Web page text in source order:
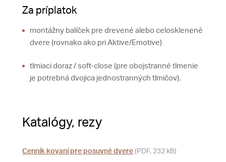
Za príplatok
montážny balíček pre drevené alebo celosklenené
dvere (rovnako ako pri Aktive/Emotive)
tlmiaci doraz / soft-close (pre obojstranné tlmenie
je potrebná dvojica jednostranných tlmičov).
Katalógy, rezy
Cenník kovaní pre posuvné dvere (PDF, 232 kB)